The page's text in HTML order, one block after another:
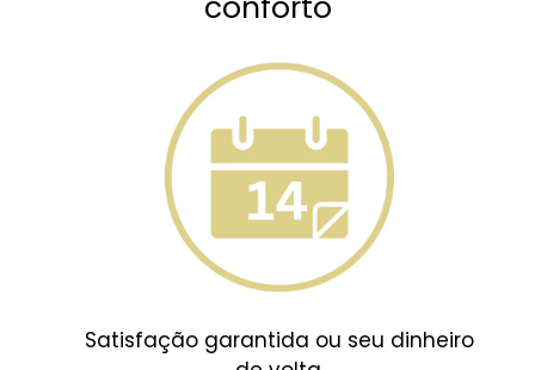
Satisfação garantida ou seu dinheiro